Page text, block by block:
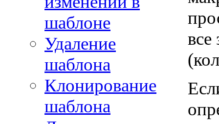
шаблоне
Удаление
шаблона
Клонирование
шаблона
все